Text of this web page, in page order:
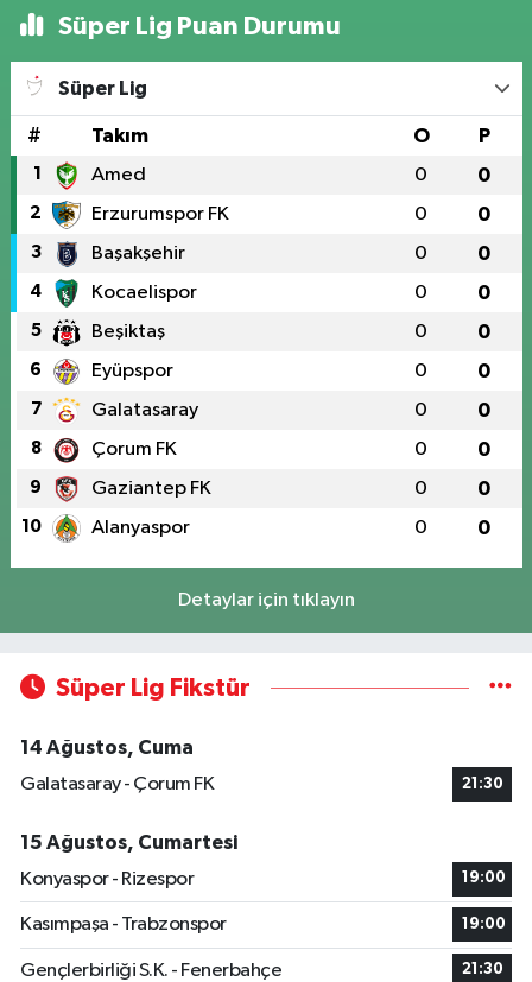
Süper Lig Puan Durumu
Süper Lig
# Takım O P
1 Amed 0 0
2 Erzurumspor FK 0 0
3 Başakşehir 0 0
4 Kocaelispor 0 0
5 Beşiktaş 0 0
6 Eyüpspor 0 0
7 Galatasaray 0 0
8 Çorum FK 0 0
9 Gaziantep FK 0 0
10 Alanyaspor 0 0
Detaylar için tıklayın
Süper Lig Fikstür
14 Ağustos, Cuma
Galatasaray - Çorum FK
21:30
15 Ağustos, Cumartesi
Konyaspor - Rizespor
19:00
Kasımpaşa - Trabzonspor 19:00
Gençlerbirliği S.K. - Fenerbahçe 21:30